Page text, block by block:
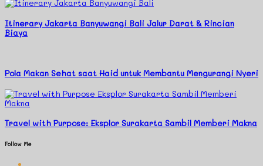
Itinerary Jakarta Banyuwangi Bali Jalur Darat & Rincian
Biaya
Pola Makan Sehat saat Haid untuk Membantu Mengurangi Nyeri
Travel with Purpose: Eksplor Surakarta Sambil Memberi Makna
Follow Me